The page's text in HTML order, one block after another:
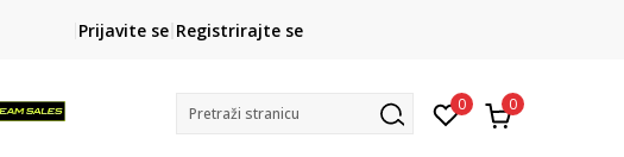
CLICK& COLLECT
besplatno preuzimanje u trgovini
Prijavite se Registrirajte se
Pretraži stranicu 0 0